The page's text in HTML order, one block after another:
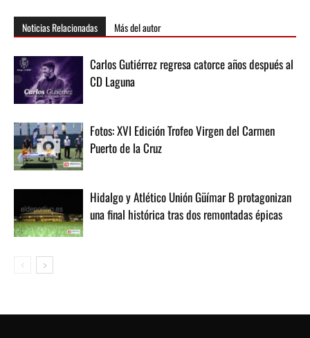
Noticias Relacionadas Más del autor
Carlos Gutiérrez regresa catorce años después al
CD Laguna
Fotos: XVI Edición Trofeo Virgen del Carmen
Puerto de la Cruz
Hidalgo y Atlético Unión Güímar B protagonizan
una final histórica tras dos remontadas épicas